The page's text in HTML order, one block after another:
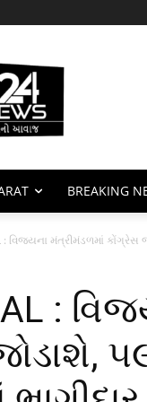
BREAKING
: વિજયના મંત્રીમંડળમાં કોંગ્રેસ
: